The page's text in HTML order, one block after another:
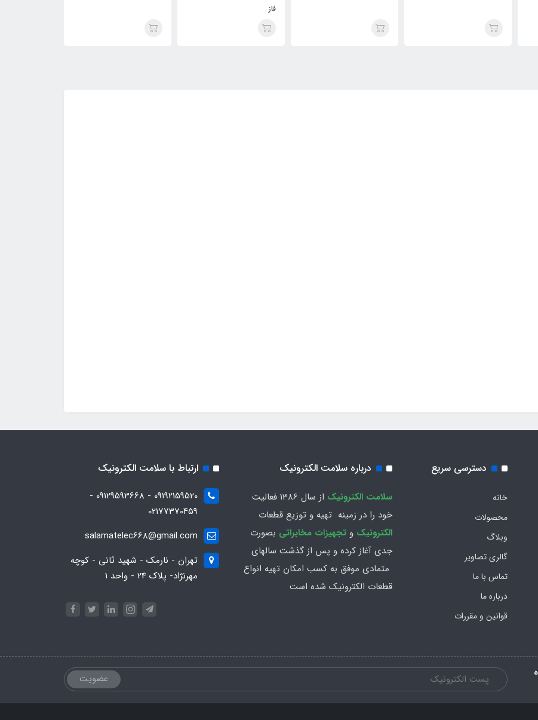
دسترسی سریع
خانه
محصولات
وبلاگ
گالری تصاویر
تماس با ما
درباره ما
قوانین و مقررات
درباره سلامت الکترونیک
سلامت الكترونيك
از سال 1386 فعاليت
خود را در زمينه تهيه و توزیع قطعات
الکترونیک و تجهیزات مخابراتی بصورت
جدي آغاز كرده و پس از گذشت سالهاي
متمادي موفق به کسب امکان تهیه انواع
قطعات الکترونیک شده است
ارتباط با سلامت الکترونیک
09192159520 - 09129593668 -
02177370459
salamatelec668@gmail.com
تهران - نارمک - شهید ثانی - کوچه
مهرنژاد- پلاک 24 - واحد 1
عضویت